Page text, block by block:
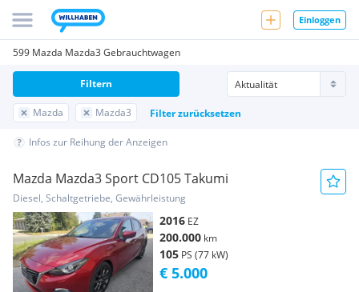
Einloggen
599 Mazda Mazda3 Gebrauchtwagen
Mazda Mazda3 Filter zurücksetzen
Filtern
Infos zur Reihung der Anzeigen
Mazda Mazda3 Sport CD105 Takumi
Diesel, Schaltgetriebe, Gewährleistung
2016 EZ
200.000 km
105 PS (77 kW)
€ 5.000